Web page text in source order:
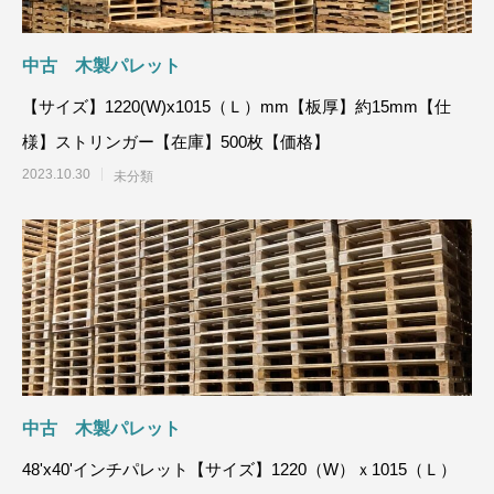
中古 木製パレット
【サイズ】1220(W)x1015（Ｌ）mm【板厚】約15mm【仕
様】ストリンガー【在庫】500枚【価格】
2023.10.30 未分類
中古 木製パレット
48'x40'インチパレット【サイズ】1220（W）ｘ1015（Ｌ）